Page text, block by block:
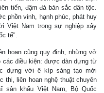
tiến, đậm đà bản sắc dân tộc.
phồn vinh, hạnh phúc, phát huy
Việt Nam trong sự nghiệp xây
tế".
hoan cũng quy định, những vở
các điều kiện: được dàn dựng từ
dựng với ê kíp sáng tạo mới
thi, liên hoan nghệ thuật chuyên
sân khấu Việt Nam, Bộ Quốc